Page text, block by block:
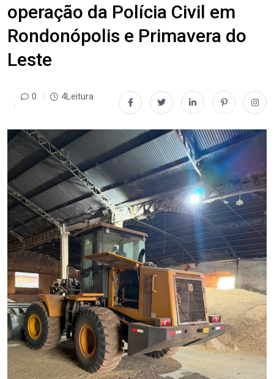
operação da Polícia Civil em
Rondonópolis e Primavera do
Leste
0 4Leitura